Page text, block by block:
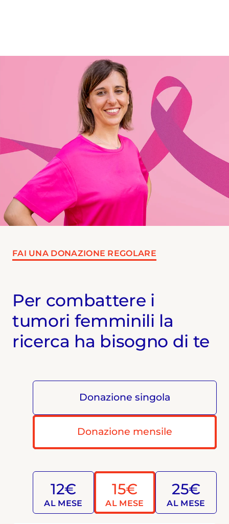
l'iter che ha portato allo sviluppo dei
vaccini a mRNA. Collabora con diverse
testate nazionali.
FAI UNA DONAZIONE REGOLARE
Per combattere i
tumori femminili la
ricerca ha bisogno di te
Donazione singola
Donazione mensile
12€
AL MESE
15€
AL MESE
25€
AL MESE